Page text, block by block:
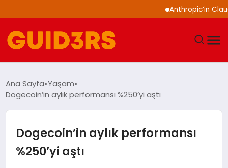
Anthropic’in Claude
YAŞAM
TEKNOLOJI
SPOR
Ana Sayfa Yaşam
Dogecoin’in aylık performansı %250’yi aştı
Dogecoin’in aylık performansı
%250’yi aştı